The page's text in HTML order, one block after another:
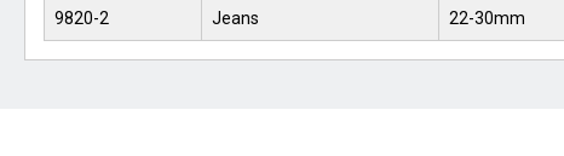
9820-2 Jeans 22-30mm